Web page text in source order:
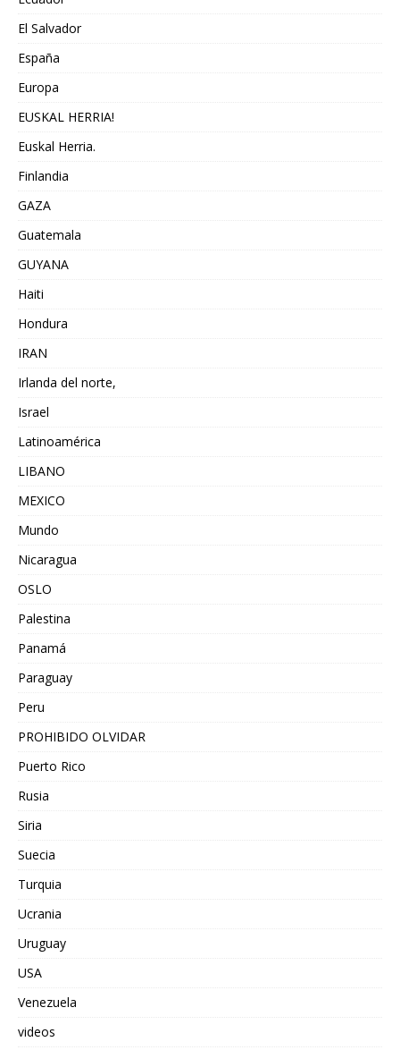
El Salvador
España
Europa
EUSKAL HERRIA!
Euskal Herria.
Finlandia
GAZA
Guatemala
GUYANA
Haiti
Hondura
IRAN
Irlanda del norte,
Israel
Latinoamérica
LIBANO
MEXICO
Mundo
Nicaragua
OSLO
Palestina
Panamá
Paraguay
Peru
PROHIBIDO OLVIDAR
Puerto Rico
Rusia
Siria
Suecia
Turquia
Ucrania
Uruguay
USA
Venezuela
videos